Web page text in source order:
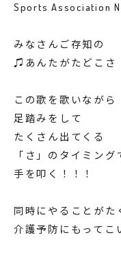
Sports Association
みなさんご存知の
♫あんたがたどこさ
この歌を歌いながら
足踏みをして
たくさん出てくる
「さ」のタイミング
手を叩く！！！
同時にやることがた
介護予防にもってこ